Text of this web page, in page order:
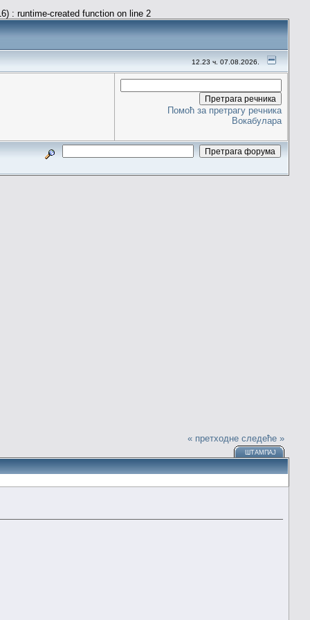
: runtime-created function on line 2
12.23 ч. 07.08.2026.
Помоћ за претрагу речника
Вокабулара
« претходне следеће »
ШТАМПАЈ